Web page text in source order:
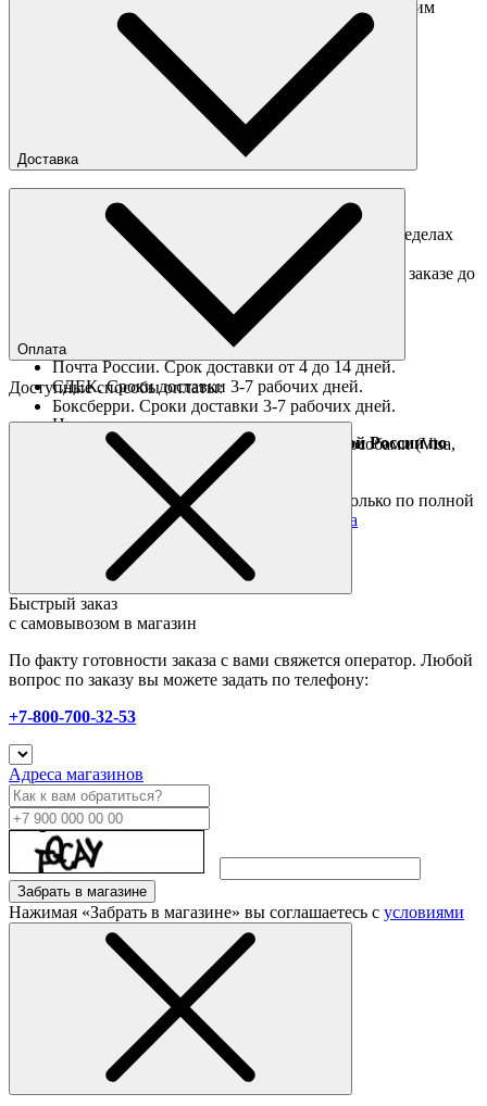
Перед отправкой обмена обязательно свяжитесь с нашим
obmen@sneakerhead.ru
Подробные правила возврата товара
Доставка
Доставка по Москве
Доставка курьером в интервал 13:00-20:00 в пределах
МКАД 350 руб.
Доставка "день в день" в пределах МКАД (при заказе до
Ориентировочные сроки доставки по России
Почта России. Срок доставки от 4 до 14 дней.
СДЕК. Сроки доставки 3-7 рабочих дней.
Боксберри. Сроки доставки 3-7 рабочих дней.
Доставка за границу осуществляется Почтой России по
полной предоплате
Подробные условия
Оплата
Доступные способы оплаты:
Наличными при получении
Оплата он-лайн всеми популярными способами (Visa,
Mastercard и тд.)
Товары со скидкой отправляются по России только по полной
предоплате. Все подробности в разделе
оплата
Быстрый заказ
с самовывозом в магазин
По факту готовности заказа с вами свяжется оператор. Любой
вопрос по заказу вы можете задать по телефону:
+7-800-700-32-53
Адреса магазинов
Забрать в магазине
Нажимая «Забрать в магазине» вы соглашаетесь с условиями